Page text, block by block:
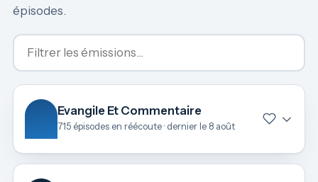
épisodes.
Evangile Et Commentaire
715 épisodes en réécoute · dernier le 8 août